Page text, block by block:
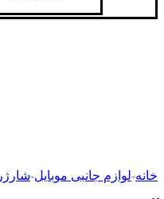
خانه-لوازم جانبی موبایل-شارژر